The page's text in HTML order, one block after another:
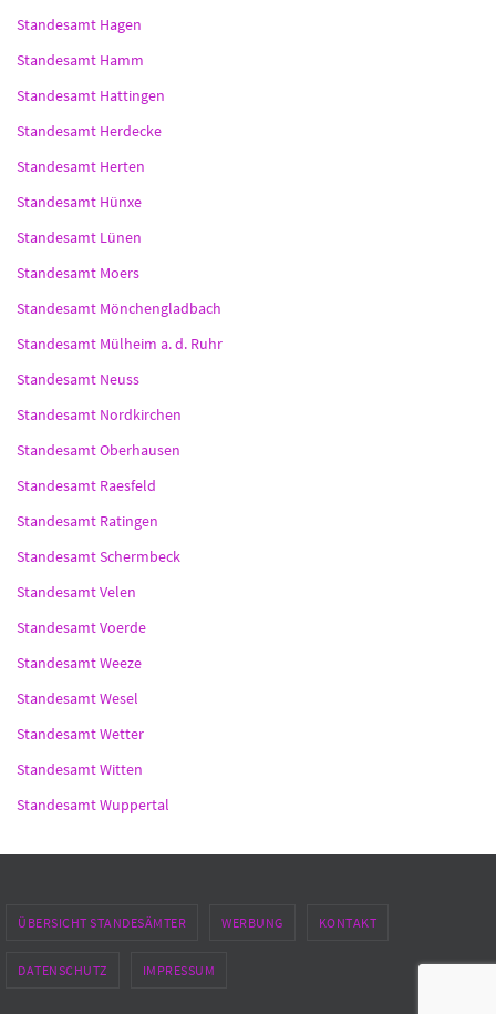
Standesamt Hagen
Standesamt Hamm
Standesamt Hattingen
Standesamt Herdecke
Standesamt Herten
Standesamt Hünxe
Standesamt Lünen
Standesamt Moers
Standesamt Mönchengladbach
Standesamt Mülheim a. d. Ruhr
Standesamt Neuss
Standesamt Nordkirchen
Standesamt Oberhausen
Standesamt Raesfeld
Standesamt Ratingen
Standesamt Schermbeck
Standesamt Velen
Standesamt Voerde
Standesamt Weeze
Standesamt Wesel
Standesamt Wetter
Standesamt Witten
Standesamt Wuppertal
ÜBERSICHT STANDESÄMTER WERBUNG KONTAKT
DATENSCHUTZ IMPRESSUM